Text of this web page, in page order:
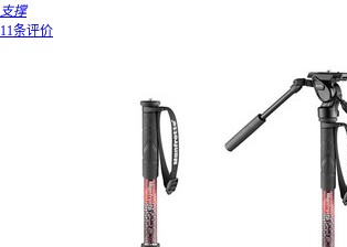
支撑
11条评价